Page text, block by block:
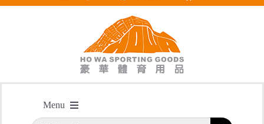
Menu
主頁 / 型號：HWLA1520-28 立體24K金箔畫 “大展鴻圖” 掛畫